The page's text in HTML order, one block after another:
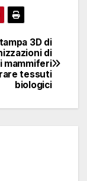
3D di
di
mammiferi
tessuti
biologici